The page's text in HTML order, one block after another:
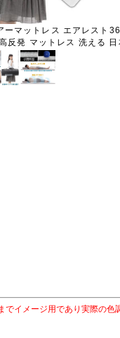
ーマットレス エアレスト
反発 マットレス 洗える
でイメージ用であり実際の色